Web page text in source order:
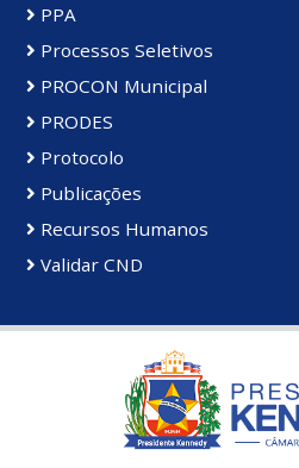
PPA
Processos Seletivos
PROCON Municipal
PRODES
Protocolo
Publicações
Recursos Humanos
Validar CND